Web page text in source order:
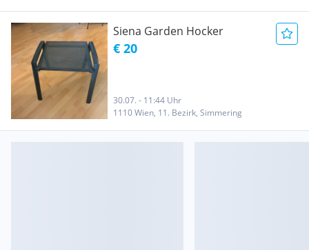
Siena Garden Hocker
€ 20
30.07. - 11:44 Uhr
1110 Wien, 11. Bezirk, Simmering